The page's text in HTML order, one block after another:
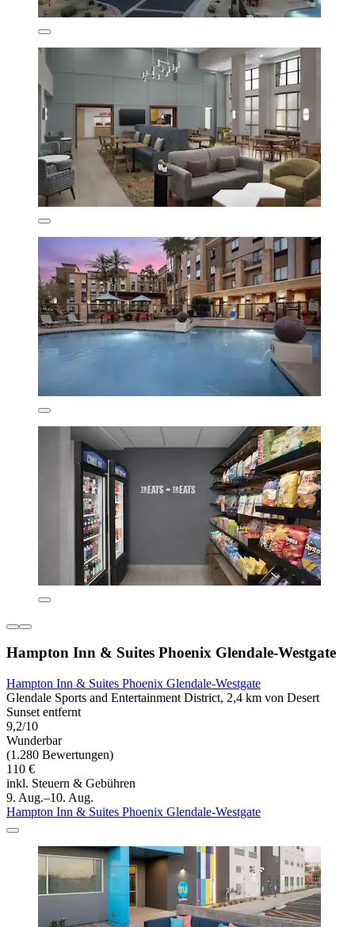
Hampton Inn & Suites Phoenix Glendale-Westgate
Hampton Inn & Suites Phoenix Glendale-Westgate
Glendale Sports and Entertainment District, 2,4 km von Desert
Sunset entfernt
9,2/10
Wunderbar
(1.280 Bewertungen)
110 €
inkl. Steuern & Gebühren
9. Aug.–10. Aug.
Hampton Inn & Suites Phoenix Glendale-Westgate